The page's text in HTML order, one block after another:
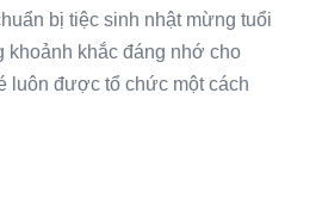
bị tiệc sinh nhật mừng tuổi
khoảnh khắc đáng nhớ cho
luôn được tổ chức một cách